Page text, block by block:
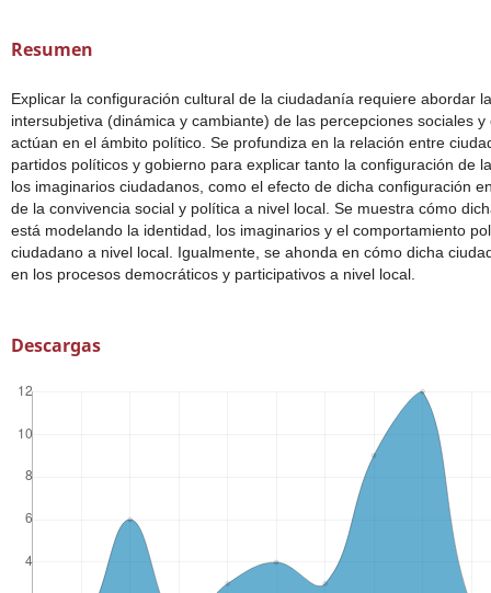
Resumen
Explicar la configuración cultural de la ciudadanía requiere abordar
intersubjetiva (dinámica y cambiante) de las percepciones sociales y
actúan en el ámbito político. Se profundiza en la relación entre
partidos políticos y gobierno para explicar tanto la configuración de
los imaginarios ciudadanos, como el efecto de dicha configuración
de la convivencia social y política a nivel local. Se muestra cómo
está modelando la identidad, los imaginarios y el comportamiento
ciudadano a nivel local. Igualmente, se ahonda en cómo dicha
en los procesos democráticos y participativos a nivel local.
Descargas